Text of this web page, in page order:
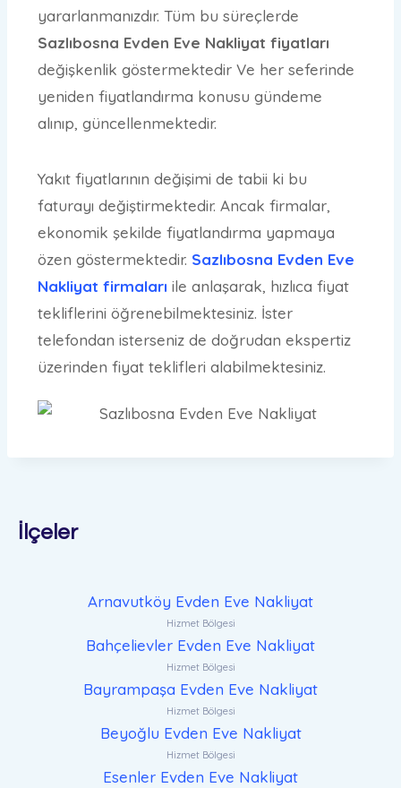
yararlanmanızdır. Tüm bu süreçlerde
Sazlıbosna Evden Eve Nakliyat fiyatları
değişkenlik göstermektedir Ve her seferinde
yeniden fiyatlandırma konusu gündeme
alınıp, güncellenmektedir.
Yakıt fiyatlarının değişimi de tabii ki bu
faturayı değiştirmektedir. Ancak firmalar,
ekonomik şekilde fiyatlandırma yapmaya
özen göstermektedir. Sazlıbosna Evden Eve
Nakliyat firmaları ile anlaşarak, hızlıca fiyat
tekliflerini öğrenebilmektesiniz. İster
telefondan isterseniz de doğrudan ekspertiz
üzerinden fiyat teklifleri alabilmektesiniz.
İlçeler
Arnavutköy Evden Eve Nakliyat
Hizmet Bölgesi
Bahçelievler Evden Eve Nakliyat
Hizmet Bölgesi
Bayrampaşa Evden Eve Nakliyat
Hizmet Bölgesi
Beyoğlu Evden Eve Nakliyat
Hizmet Bölgesi
Esenler Evden Eve Nakliyat